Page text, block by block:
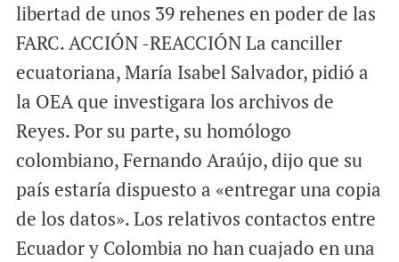
libertad de unos 39 rehenes en poder de las
FARC. ACCIÓN -REACCIÓN La canciller
ecuatoriana, María Isabel Salvador, pidió a
la OEA que investigara los archivos de
Reyes. Por su parte, su homólogo
colombiano, Fernando Araújo, dijo que su
país estaría dispuesto a «entregar una copia
de los datos». Los relativos contactos entre
Ecuador y Colombia no han cuajado en una